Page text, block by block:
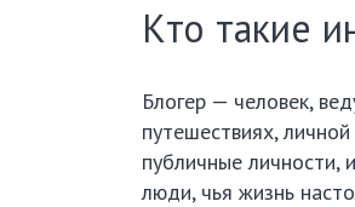
Кто такие
Блогер — человек,
путешествиях,
публичные личности,
люди, чья жизнь